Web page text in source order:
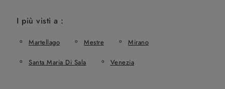
I più visti a :
Martellago Mestre Mirano
Santa Maria Di Sala Venezia